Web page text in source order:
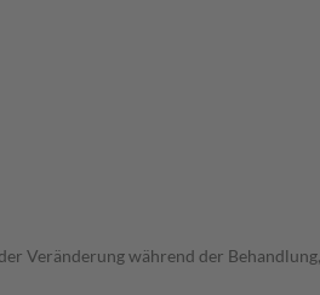
Veränderung während der